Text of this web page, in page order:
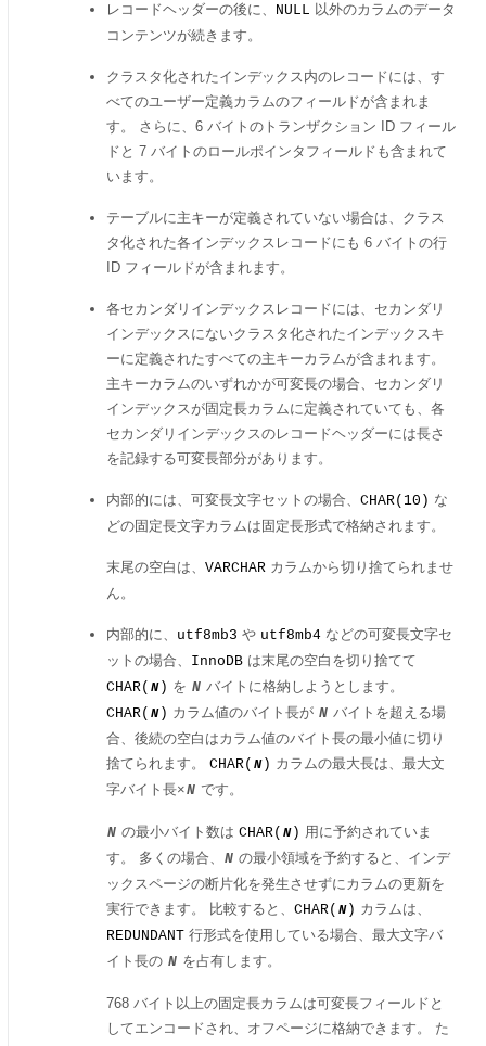
レコードヘッダーの後に、 NULL 以外のカラムのデータ
コンテンツが続きます。
クラスタ化されたインデックス内のレコードには、す
べてのユーザー定義カラムのフィールドが含まれま
す。 さらに、6 バイトのトランザクション ID フィール
ドと 7 バイトのロールポインタフィールドも含まれて
います。
テーブルに主キーが定義されていない場合は、クラス
タ化された各インデックスレコードにも 6 バイトの行
ID フィールドが含まれます。
各セカンダリインデックスレコードには、セカンダリ
インデックスにないクラスタ化されたインデックスキ
ーに定義されたすべての主キーカラムが含まれます。
主キーカラムのいずれかが可変長の場合、セカンダリ
インデックスが固定長カラムに定義されていても、各
セカンダリインデックスのレコードヘッダーには長さ
を記録する可変長部分があります。
内部的には、可変長文字セットの場合、 CHAR(10) な
どの固定長文字カラムは固定長形式で格納されます。
末尾の空白は、 VARCHAR カラムから切り捨てられませ
ん。
内部的に、 utf8mb3 や utf8mb4 などの可変長文字セ
ットの場合、 InnoDB は末尾の空白を切り捨てて
CHAR( N ) を N バイトに格納しようとします。
CHAR( N ) カラム値のバイト長が N バイトを超える場
合、後続の空白はカラム値のバイト長の最小値に切り
捨てられます。 CHAR( N ) カラムの最大長は、最大文
字バイト長×N です。
N の最小バイト数は CHAR( N ) 用に予約されていま
す。 多くの場合、 N の最小領域を予約すると、インデ
ックスページの断片化を発生させずにカラムの更新を
実行できます。 比較すると、 CHAR( N ) カラムは、
REDUNDANT 行形式を使用している場合、最大文字バ
イト長の N を占有します。
768 バイト以上の固定長カラムは可変長フィールドと
してエンコードされ、オフページに格納できます。 た